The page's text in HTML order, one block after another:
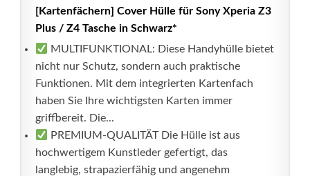
[Kartenfächern] Cover Hülle für Sony Xperia Z3
Plus / Z4 Tasche in Schwarz*
MULTIFUNKTIONAL: Diese Handyhülle bietet
nicht nur Schutz, sondern auch praktische
Funktionen. Mit dem integrierten Kartenfach
haben Sie Ihre wichtigsten Karten immer
griffbereit. Die...
PREMIUM-QUALITÄT Die Hülle ist aus
hochwertigem Kunstleder gefertigt, das
langlebig, strapazierfähig und angenehm